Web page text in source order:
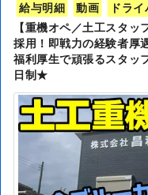
給与明細 動画
ドラ
【重機オペ／土工スタ
採用！即戦力の経験者
福利厚生で頑張るスタ
日制★